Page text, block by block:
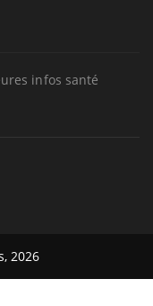
infos santé
2026